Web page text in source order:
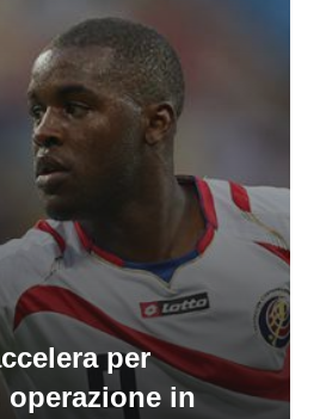
per
operazione in